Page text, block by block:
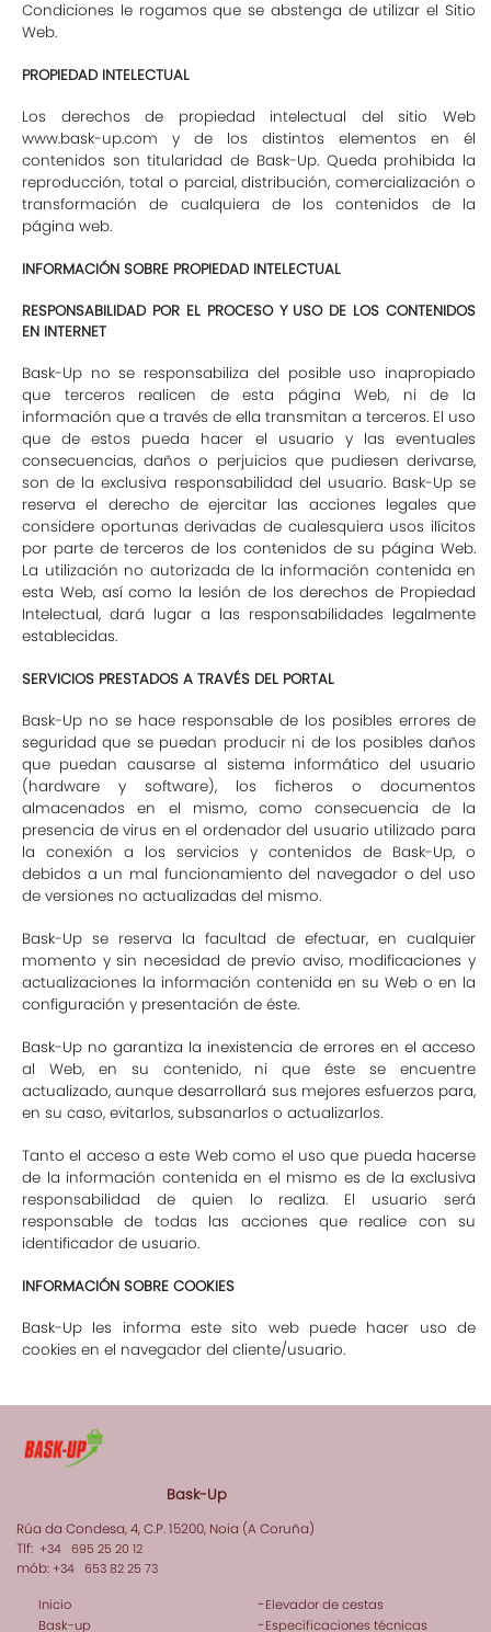
Condiciones le rogamos que se abstenga de utilizar el Sitio
Web.
PROPIEDAD INTELECTUAL
Los derechos de propiedad intelectual del sitio Web
www.bask-up.com y de los distintos elementos en él
contenidos son titularidad de Bask-Up. Queda prohibida la
reproducción, total o parcial, distribución, comercialización o
transformación de cualquiera de los contenidos de la
página web.
INFORMACIÓN SOBRE PROPIEDAD INTELECTUAL
RESPONSABILIDAD POR EL PROCESO Y USO DE LOS CONTENIDOS
EN INTERNET
Bask-Up no se responsabiliza del posible uso inapropiado
que terceros realicen de esta página Web, ni de la
información que a través de ella transmitan a terceros. El uso
que de estos pueda hacer el usuario y las eventuales
consecuencias, daños o perjuicios que pudiesen derivarse,
son de la exclusiva responsabilidad del usuario. Bask-Up se
reserva el derecho de ejercitar las acciones legales que
considere oportunas derivadas de cualesquiera usos ilícitos
por parte de terceros de los contenidos de su página Web.
La utilización no autorizada de la información contenida en
esta Web, así como la lesión de los derechos de Propiedad
Intelectual, dará lugar a las responsabilidades legalmente
establecidas.
SERVICIOS PRESTADOS A TRAVÉS DEL PORTAL
Bask-Up no se hace responsable de los posibles errores de
seguridad que se puedan producir ni de los posibles daños
que puedan causarse al sistema informático del usuario
(hardware y software), los ficheros o documentos
almacenados en el mismo, como consecuencia de la
presencia de virus en el ordenador del usuario utilizado para
la conexión a los servicios y contenidos de Bask-Up, o
debidos a un mal funcionamiento del navegador o del uso
de versiones no actualizadas del mismo.
Bask-Up se reserva la facultad de efectuar, en cualquier
momento y sin necesidad de previo aviso, modificaciones y
actualizaciones la información contenida en su Web o en la
configuración y presentación de éste.
Bask-Up no garantiza la inexistencia de errores en el acceso
al Web, en su contenido, ni que éste se encuentre
actualizado, aunque desarrollará sus mejores esfuerzos para,
en su caso, evitarlos, subsanarlos o actualizarlos.
Tanto el acceso a este Web como el uso que pueda hacerse
de la información contenida en el mismo es de la exclusiva
responsabilidad de quien lo realiza. El usuario será
responsable de todas las acciones que realice con su
identificador de usuario.
INFORMACIÓN SOBRE COOKIES
Bask-Up les informa este sito web puede hacer uso de
cookies en el navegador del cliente/usuario.
Bask-Up
Rúa da Condesa, 4, C.P. 15200, Noia (A Coruña)
Tlf: +34 695 25 20 12
mób: +34 653 82 25 73
Inicio
Bask-up
-Elevador de cestas
-Especificaciones técnicas